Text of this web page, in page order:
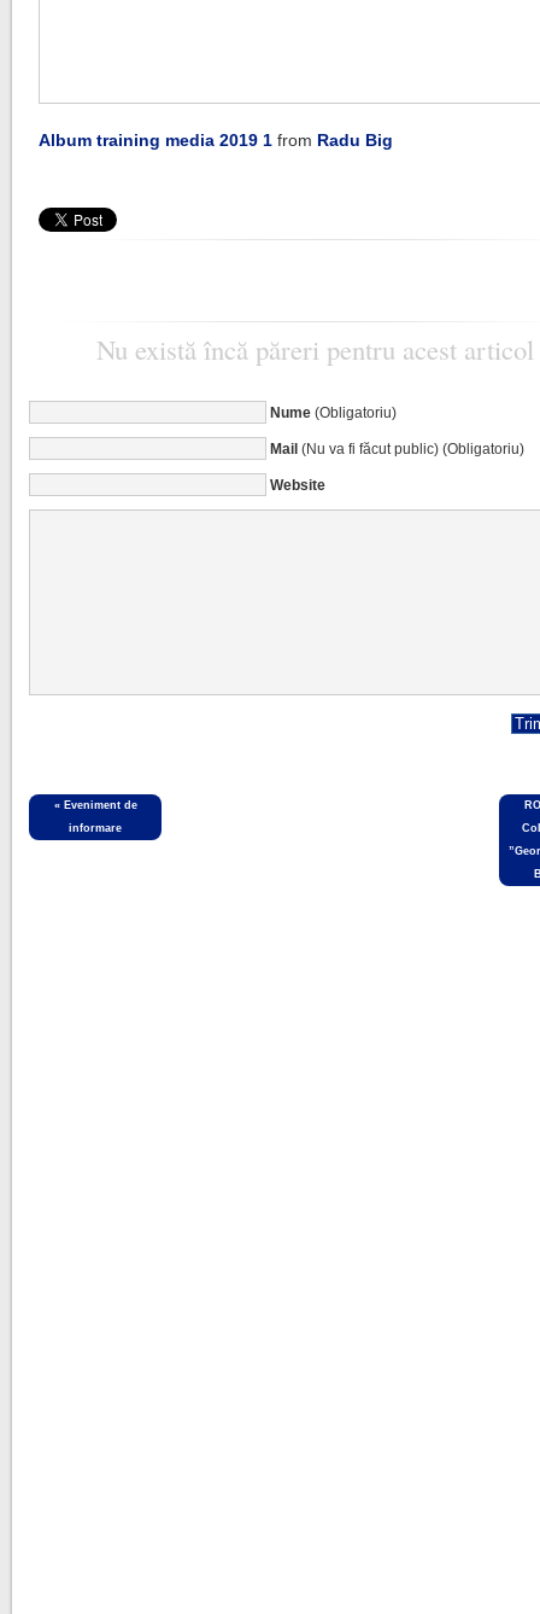
Album training media 2019 1 from Radu Big
Nu există încă păreri pentru acest articol
Nume(Obligatoriu)
Mail(Nu va fi făcut public) (Obligatoriu)
Website
« Eveniment de
informare